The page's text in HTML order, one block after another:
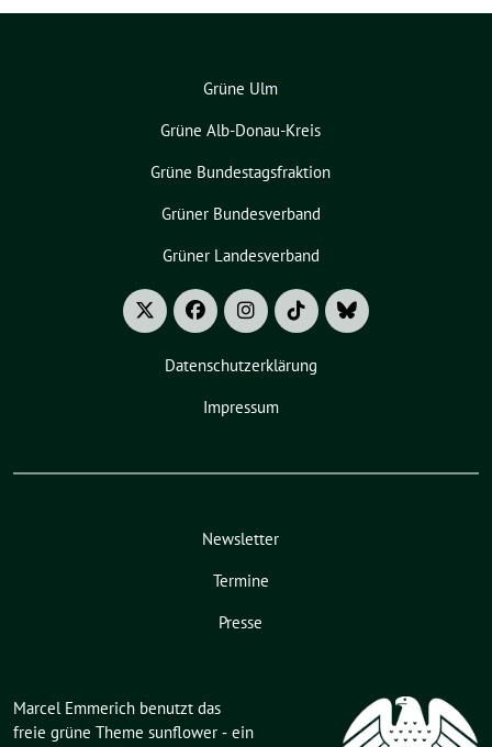
Grüne Ulm
Grüne Alb-Donau-Kreis
Grüne Bundestagsfraktion
Grüner Bundesverband
Grüner Landesverband
Datenschutzerklärung
Impressum
Newsletter
Termine
Presse
Marcel Emmerich benutzt das
freie grüne Theme sunflower ‐ ein